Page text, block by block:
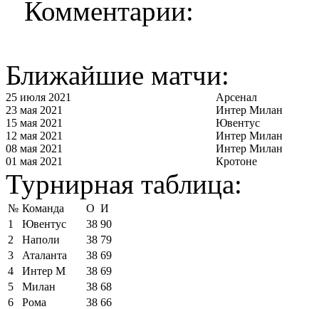
Комментарии:
Ближайшие матчи:
25 июля 2021
Арсенал
23 мая 2021
Интер Милан
15 мая 2021
Ювентус
12 мая 2021
Интер Милан
08 мая 2021
Интер Милан
01 мая 2021
Кротоне
Турнирная таблица:
№ Команда О И
1
Ювентус 38 90
2
Наполи 38 79
3
Аталанта 38 69
4
Интер М 38 69
5
Милан 38 68
6
Рома 38 66